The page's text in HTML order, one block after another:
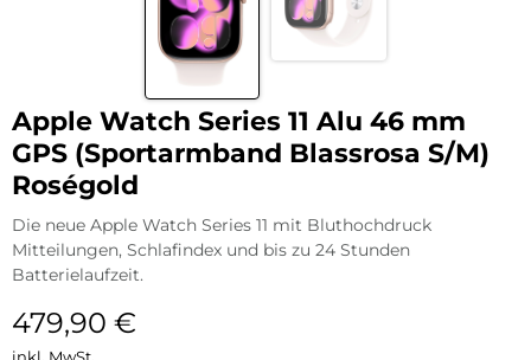
Apple Watch Series 11 Alu 46 mm
GPS (Sportarmband Blassrosa S/M)
Roségold
Die neue Apple Watch Series 11 mit Bluthochdruck
Mitteilungen, Schlafindex und bis zu 24 Stunden
Batterielaufzeit.
479,90 €